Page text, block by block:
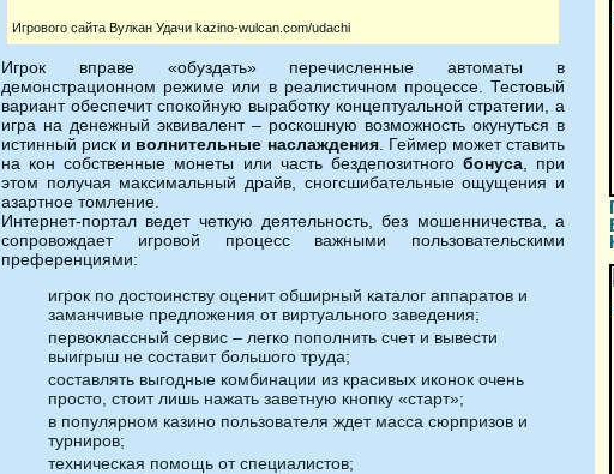
Игрового сайта Вулкан Удачи kazino-wulcan.com/udachi
Игрок вправе «обуздать» перечисленные автоматы в
демонстрационном режиме или в реалистичном процессе. Тестовый
вариант обеспечит спокойную выработку концептуальной стратегии, а
игра на денежный эквивалент – роскошную возможность окунуться в
истинный риск и волнительные наслаждения. Геймер может ставить
на кон собственные монеты или часть бездепозитного бонуса, при
этом получая максимальный драйв, сногсшибательные ощущения и
азартное томление.
Интернет-портал ведет четкую деятельность, без мошенничества, а
сопровождает игровой процесс важными пользовательскими
преференциями:
игрок по достоинству оценит обширный каталог аппаратов и
заманчивые предложения от виртуального заведения;
первоклассный сервис – легко пополнить счет и вывести
выигрыш не составит большого труда;
составлять выгодные комбинации из красивых иконок очень
просто, стоит лишь нажать заветную кнопку «старт»;
в популярном казино пользователя ждет масса сюрпризов и
турниров;
техническая помощь от специалистов;